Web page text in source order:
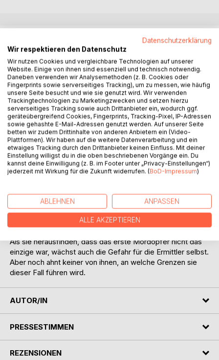
Es ist September, und am Douro hat die Weinlese
begonnen. Alles scheint seinen gewohnten Gang zu gehen,
da wird am Stauwehr Régua die Leiche eines jungen
Mannes aus dem Fluss geborgen. Die erste Untersuchung
zeigt, dass er brutal ermordet wurde: mit mehreren
Messerstichen.
Der Fall landet bei der Mordkommission Porto. Ana Cristina
Santos, vor Kurzem zur Chefinspektorin befördert, leitet
die Ermittlung. Mit ihrem Team macht sie sich auf an den
Douro, in das Land der alten Portwein-Quintas und der
Weinberge über dem Fluss.
hat seit jeher ihre eigenen Regeln. Ein Fluch, der seit
Jahrhunderten auf einer Quinta lasten soll, kann hier noch
ebenso real erscheinen wie die Bedrohungen der
Als sie herausfinden, dass das erste Mordopfer nicht das
einzige war, wächst auch die Gefahr für die Ermittler selbst.
Aber noch ahnt keiner von ihnen, an welche Grenzen sie
dieser Fall führen wird.
AUTOR/IN
PRESSESTIMMEN
REZENSIONEN
Datenschutzerklärung
Wir respektieren den Datenschutz
Wir nutzen Cookies und vergleichbare Technologien auf unserer
Website. Einige von ihnen sind essenziell und technisch notwendig.
Daneben verwenden wir Analysemethoden (z. B. Cookies oder
Fingerprints sowie serverseitiges Tracking), um zu messen, wie häufig
unsere Seite besucht und wie sie genutzt wird. Wir verwenden
Trackingtechnologien zu Marketingzwecken und setzen hierzu
serverseitiges Tracking sowie auch Drittanbieter ein, wodurch ggf.
geräteübergreifend Cookies, Fingerprints, Tracking-Pixel, IP-Adressen
sowie gehashte E-Mail-Adressen genutzt werden. Auf unserer Seite
betten wir zudem Drittinhalte von anderen Anbietern ein (Video-
Plattformen). Wir haben auf die weitere Datenverarbeitung und ein
etwaiges Tracking durch den Drittanbieter keinen Einfluss. Mit deiner
Einstellung willigst du in die oben beschriebenen Vorgänge ein. Du
kannst deine Einwilligung (z. B. im Footer unter „Privacy-Einstellungen“)
jederzeit mit Wirkung für die Zukunft widerrufen. (BoD-Impressum)
ABLEHNEN ANPASSEN
ALLE AKZEPTIEREN